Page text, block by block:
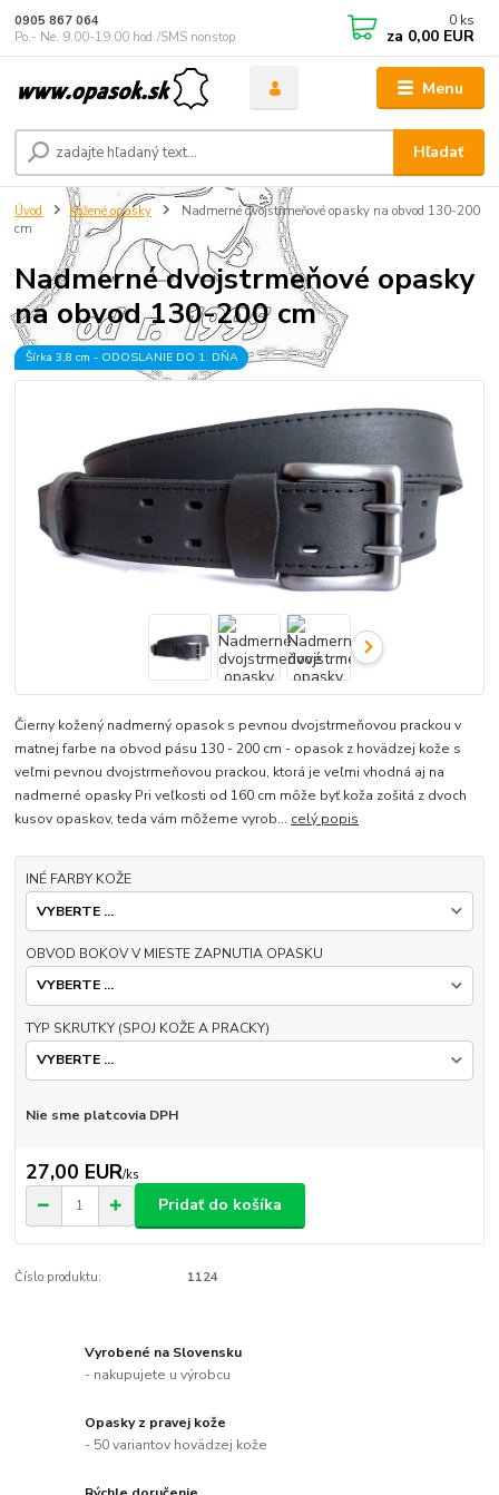
Menu
Hľadať
0905 867 064
Po.- Ne. 9.00-19.00 hod./SMS nonstop
0 ks
za 0,00 EUR
Úvod Kožené opasky
Nadmerné dvojstrmeňové opasky na obvod 130-200
cm
Nadmerné dvojstrmeňové opasky
na obvod 130-200 cm
Šírka 3,8 cm - ODOSLANIE DO 1. DŇA
Čierny kožený nadmerný opasok s pevnou dvojstrmeňovou prackou v
matnej farbe na obvod pásu 130 - 200 cm - opasok z hovädzej kože s
veľmi pevnou dvojstrmeňovou prackou, ktorá je veľmi vhodná aj na
nadmerné opasky Pri veľkosti od 160 cm môže byť koža zošitá z dvoch
kusov opaskov, teda vám môžeme vyrob... celý popis
INÉ FARBY KOŽE
OBVOD BOKOV V MIESTE ZAPNUTIA OPASKU
TYP SKRUTKY (SPOJ KOŽE A PRACKY)
Nie sme platcovia DPH
27,00 EUR/ks
Pridať do košíka
Číslo produktu: 1124
Vyrobené na Slovensku
- nakupujete u výrobcu
Opasky z pravej kože
- 50 variantov hovädzej kože